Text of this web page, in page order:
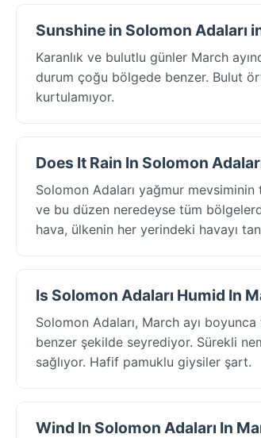
Sunshine in Solomon Adaları
Karanlık ve bulutlu günler March
durum çoğu bölgede benzer. Bulut
kurtulamıyor.
Does It Rain In Solomon
Solomon Adaları yağmur
ve bu düzen neredeyse tüm
hava, ülkenin her yerindeki havayı
Is Solomon Adaları Humid In
Solomon Adaları, March ayı
benzer şekilde seyrediyor. Sürekli
sağlıyor. Hafif pamuklu giysiler şart.
Wind In Solomon Adaları In